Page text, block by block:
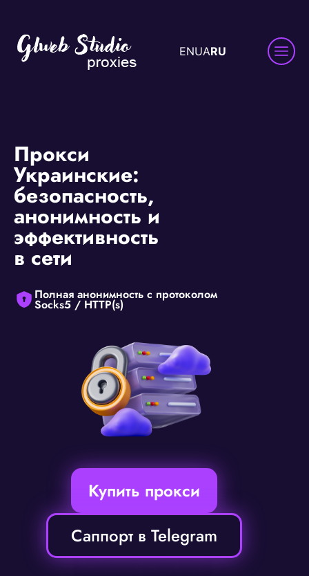
ENUARU
Прокси
Украинские:
безопасность,
анонимность и
эффективность
в сети
Полная анонимность с протоколом
Socks5 / HTTP(s)
Купить прокси
Саппорт в Telegram